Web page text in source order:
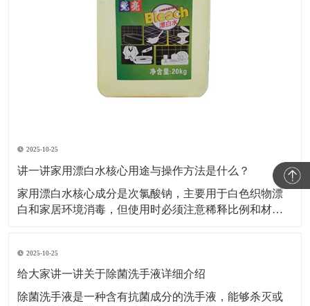
2025-10-25
讲一讲家用漂白水核心用途与操作方法是什么？
家用漂白水核心成分是次氯酸钠，主要用于白色织物漂
白和家居环境消毒，但使用时必须注意稀释比例和材质
家用漂白水的应用需严格区分场景，不同用途的稀释比
例和操作步骤差异较大。白色衣物漂白适用范围：仅用
于白色棉、
2025-10-25
给大家讲一讲关于除菌洗手液详细介绍
除菌洗手液是一种含有抗菌成分的洗手液，能够杀灭或